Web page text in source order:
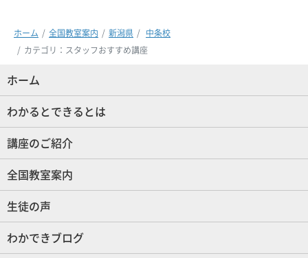
ホーム 全国教室案内 新潟県
中条校
カテゴリ：スタッフおすすめ講座
ホーム
わかるとできるとは
講座のご紹介
全国教室案内
生徒の声
わかできブログ